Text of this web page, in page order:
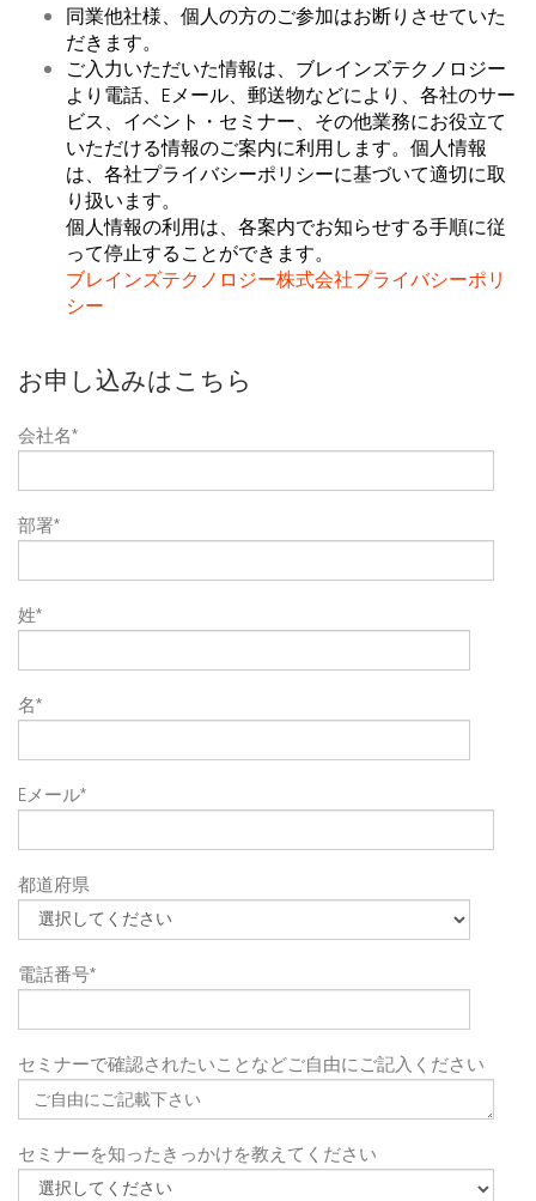
同業他社様、個人の方のご参加はお断りさせていた
だきます。
ご入力いただいた情報は、ブレインズテクノロジー
より電話、Eメール、郵送物などにより、各社のサー
ビス、イベント・セミナー、その他業務にお役立て
いただける情報のご案内に利用します。個人情報
は、各社プライバシーポリシーに基づいて適切に取
り扱います。
個人情報の利用は、各案内でお知らせする手順に従
って停止することができます。
ブレインズテクノロジー株式会社プライバシーポリ
シー
お申し込みはこちら
会社名*
部署*
姓*
名*
Eメール*
都道府県
電話番号*
セミナーで確認されたいことなどご自由にご記入ください
セミナーを知ったきっかけを教えてください